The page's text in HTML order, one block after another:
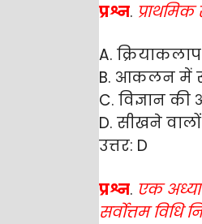
प्रश्न.
A.
B. आकलन में
C. विज्ञान
D. सीखने
उत्तर: D
प्रश्न. एक
सर्वोत्तम विधि